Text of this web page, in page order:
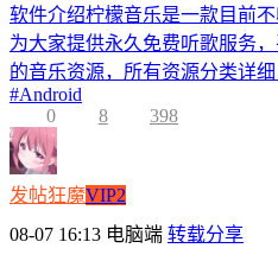
软件介绍柠檬音乐是一款目前
为大家提供永久免费听歌服务
的音乐资源，所有资源分类详
#Android
0
8 398
发帖狂魔VIP2
08-07 16:13 电脑端 转载分享